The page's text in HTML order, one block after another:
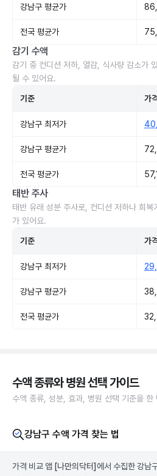
강남구 평균가
전국 평균가
감기 수액
감기 중 컨디션 저하, 열감, 식사량 감소가
될 수 있어요.
기준 가
강남구 최저가
강남구 평균가
전국 평균가
태반 주사
태반 유래 성분 주사로, 컨디션 저하나 회
가 있어요.
기준 가
강남구 최저가
강남구 평균가
전국 평균가
수액 종류와 병원 선택 가이드
수액 종류, 성분, 효과, 병원 선택 기준을 한
강남구 수액 가격 찾는 법
가격 비교 앱 [나만의닥터] 에서 수집한 강남